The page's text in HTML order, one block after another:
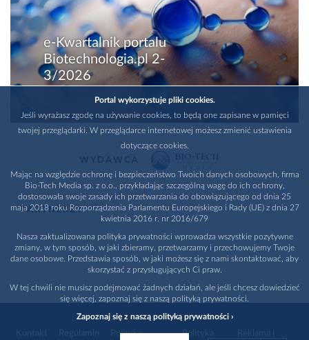
e-Kwartalnik portalu
Biotechnologia.pl 2-
3/2026
PARTNERZY
Polityka Polityka
Portal wykorzystuje pliki cookies.
Jeśli wyrażasz zgodę na używanie cookies, to będą one zapisane w pamięci
twojej przeglądarki. W przeglądarce internetowej możesz zmienić ustawienia
dotyczące cookies.
Mając na względzie ochronę i bezpieczeństwo Twoich danych osobowych, firma
Bio-Tech Media sp. z o.o., przykładając szczególną wagę do ich ochrony,
dostosowała swoje zasady ich przetwarzania do obowiązującego od dnia 25
maja 2018 roku Rozporządzenia Parlamentu Europejskiego i Rady (UE) z dnia 27
kwietnia 2016 r. nr 2016/679
Nasza zaktualizowana polityka prywatności wprowadza wszystkie pozytywne
zmiany, w tym sposób, w jaki zbieramy, przetwarzamy i przechowujemy Twoje
dane osobowe. Przedstawia sposób, w jaki możesz się z nami skontaktować, aby
skorzystać z przysługujących Ci praw.
W tej chwili nie musisz podejmować żadnych działań, ale jeśli chcesz dowiedzieć
się więcej, zapoznaj się z naszą polityką prywatności.
Zapoznaj się z naszą polityką prywatności ›